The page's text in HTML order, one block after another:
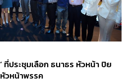
ที่ประชุมเลือก ธนาธร หัวหน้า ปิย
วหน้าพรรค